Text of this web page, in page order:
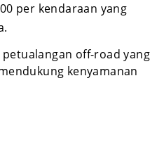
per kendaraan yang
off-road yang
kenyamanan